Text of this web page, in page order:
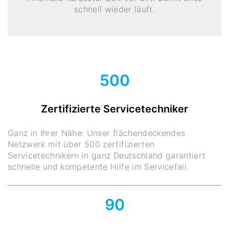
schnell wieder läuft.
500
Zertifizierte Servicetechniker
Ganz in Ihrer Nähe: Unser flächendeckendes
Netzwerk mit über 500 zertifizierten
Servicetechnikern in ganz Deutschland garantiert
schnelle und kompetente Hilfe im Servicefall.
90